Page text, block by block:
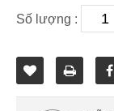
Số lượng :